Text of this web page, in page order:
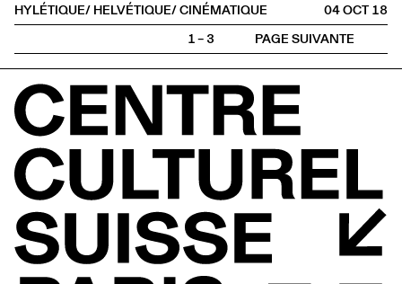
HYLÉTIQUE/ HELVÉTIQUE/ CINÉMATIQUE
04 OCT2018
1 – 3
PAGE SUIVANTE